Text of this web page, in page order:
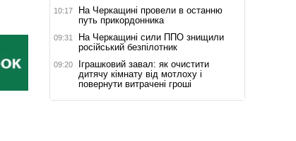
10:17
На Черкащині провели в останню
путь прикордонника
09:31
На Черкащині сили ППО знищили
російський безпілотник
09:20
Іграшковий завал: як очистити
дитячу кімнату від мотлоху і
повернути витрачені гроші